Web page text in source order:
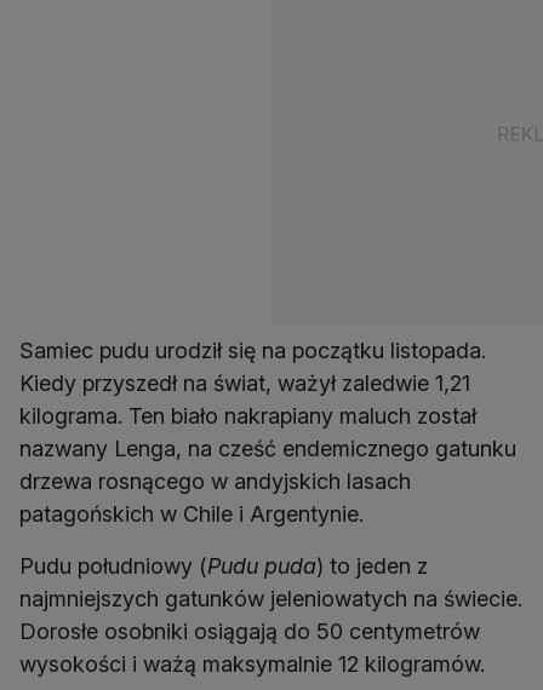
Samiec pudu urodził się na początku listopada.
Kiedy przyszedł na świat, ważył zaledwie 1,21
kilograma. Ten biało nakrapiany maluch został
nazwany Lenga, na cześć endemicznego gatunku
drzewa rosnącego w andyjskich lasach
patagońskich w Chile i Argentynie.
Pudu południowy (Pudu puda) to jeden z
najmniejszych gatunków jeleniowatych na świecie.
Dorosłe osobniki osiągają do 50 centymetrów
wysokości i ważą maksymalnie 12 kilogramów.